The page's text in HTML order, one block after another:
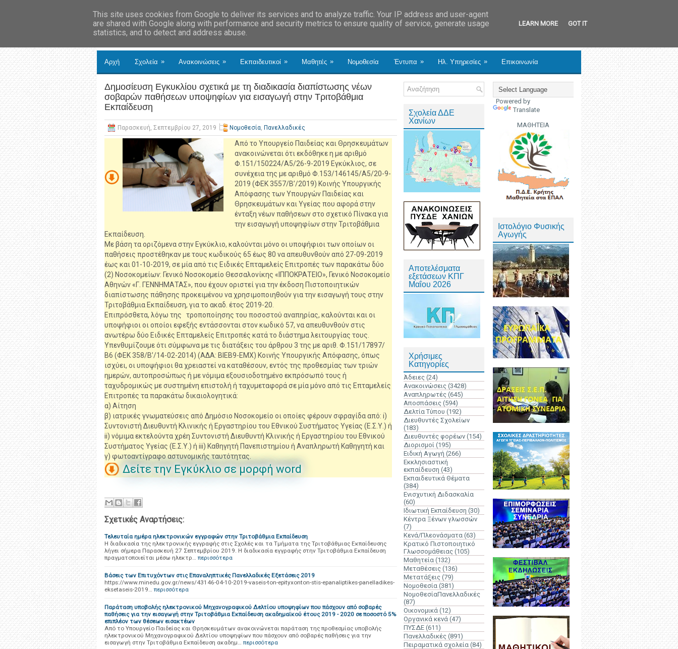
Αρχή Σχολεία » Ανακοινώσεις » Εκπαιδευτικοί » Μαθητές » Νομοθεσία Έντυπα » Ηλ. Υπηρεσίες » Επικοινωνία
Δημοσίευση Εγκυκλίου σχετικά με τη διαδικασία διαπίστωσης νέων
σοβαρών παθήσεων υποψηφίων για εισαγωγή στην Τριτοβάθμια
Εκπαίδευση
Παρασκευή, Σεπτεμβρίου 27, 2019 Νομοθεσία, Πανελλαδικές
Από το Υπουργείο Παιδείας και Θρησκευμάτων
ανακοινώνεται ότι εκδόθηκε η με αριθμό
Φ.151/150224/Α5/26-9-2019 Εγκύκλιος, σε
συνέχεια της με αριθμό Φ.153/146145/Α5/20-9-
2019 (ΦΕΚ 3557/Β’/2019) Κοινής Υπουργικής
Απόφασης των Υπουργών Παιδείας και
Θρησκευμάτων και Υγείας που αφορά στην
ένταξη νέων παθήσεων στο σχετικό Πίνακα για
την εισαγωγή υποψηφίων στην Τριτοβάθμια
Εκπαίδευση.
Με βάση τα οριζόμενα στην Εγκύκλιο, καλούνται μόνο οι υποψήφιοι των οποίων οι
παθήσεις προστέθηκαν με τους κωδικούς 65 έως 80 να απευθυνθούν από 27-09-2019
έως και 01-10-2019, σε μία από τις Ειδικές Επταμελείς Επιτροπές των παρακάτω δύο
(2) Νοσοκομείων: Γενικό Νοσοκομείο Θεσσαλονίκης «ΙΠΠΟΚΡΑΤΕΙΟ», Γενικό Νοσοκομείο
Αθηνών «Γ. ΓΕΝΝΗΜΑΤΑΣ», που έχουν οριστεί για την έκδοση Πιστοποιητικών
διαπίστωσης πάθησης προκειμένου να χρησιμοποιηθούν για την εισαγωγή τους στην
Τριτοβάθμια Εκπαίδευση, για το ακαδ. έτος 2019-20.
Επιπρόσθετα, λόγω της τροποποίησης του ποσοστού αναπηρίας, καλούνται και οι
υποψήφιοι οι οποίοι εφεξής εντάσσονται στον κωδικό 57, να απευθυνθούν στις
ανωτέρω δύο Ειδικές Επταμελείς Επιτροπές κατά το διάστημα λειτουργίας τους.
Υπενθυμίζουμε ότι σύμφωνα με τις διατάξεις του άρθρου 3 της με αριθ. Φ.151/17897/
Β6 (ΦΕΚ 358/Β’/14-02-2014) (ΑΔΑ: ΒΙΕΒ9-ΕΜΧ) Κοινής Υπουργικής Απόφασης, όπως
ισχύει, οι υποψήφιοι θα χρειαστεί να καταθέσουν, εντός της προθεσμίας των τριών
ημερών, αυτοπροσώπως ή με νόμιμα εξουσιοδοτημένο εκπρόσωπό τους ή
ταχυδρομικώς με συστημένη επιστολή ή ταχυμεταφορά σε μία μόνο από τις Επταμελείς
Επιτροπές τα παρακάτω δικαιολογητικά:
α) Αίτηση
β) ιατρικές γνωματεύσεις από Δημόσιο Νοσοκομείο οι οποίες φέρουν σφραγίδα από: i)
Συντονιστή Διευθυντή Κλινικής ή Εργαστηρίου του Εθνικού Συστήματος Υγείας (Ε.Σ.Υ.) ή
ii) νόμιμα εκτελούντα χρέη Συντονιστή Διευθυντή Κλινικής ή Εργαστηρίου του Εθνικού
Συστήματος Υγείας (Ε.Σ.Υ.) ή iii) Καθηγητή Πανεπιστημίου ή Αναπληρωτή Καθηγητή και
γ) φωτοαντίγραφο αστυνομικής ταυτότητας.
Δείτε την Εγκύκλιο σε μορφή word
Σχετικές Αναρτήσεις:
Τελευταία ημέρα ηλεκτρονικών εγγραφών στην Τριτοβάθμια Εκπαίδευση
Η διαδικασία της ηλεκτρονικής εγγραφής στις Σχολές και τα Τμήματα της Τριτοβάθμιας Εκπαίδευσης
λήγει σήμερα Παρασκευή 27 Σεπτεμβρίου 2019. Η διαδικασία εγγραφής στην Τριτοβάθμια Εκπαίδευση
πραγματοποιείται μέσω ηλεκτρ… περισσότερα
Βάσεις των Επιτυχόντων στις Επαναληπτικές Πανελλαδικές Εξετάσεις 2019
https://www.minedu.gov.gr/news/43146-04-10-2019-vaseis-ton-epityxonton-stis-epanaliptikes-panelladikes-
eksetaseis-2019… περισσότερα
Παράταση υποβολής ηλεκτρονικού Μηχανογραφικού Δελτίου υποψηφίων που πάσχουν από σοβαρές
παθήσεις για την εισαγωγή στην Τριτοβάθμια Εκπαίδευση ακαδημαϊκού έτους 2019 - 2020 σε ποσοστό 5%
επιπλέον των θέσεων εισακτέων
Από το Υπουργείο Παιδείας και Θρησκευμάτων ανακοινώνεται παράταση της προθεσμίας υποβολής
ηλεκτρονικού Μηχανογραφικού Δελτίου υποψηφίων που πάσχουν από σοβαρές παθήσεις για την
εισαγωγή στην Τριτοβάθμια Εκπαίδευση ακαδημ… περισσότερα
Σχολεία ΔΔΕ
Χανίων
Αποτελέσματα
εξετάσεων ΚΠΓ
Μαΐου 2026
Χρήσιμες
Κατηγορίες
Άδειες (24)
Ανακοινώσεις (3428)
Αναπληρωτές (645)
Αποσπάσεις (594)
Δελτία Τύπου (192)
Διευθυντές Σχολείων
(183)
Διευθυντές φορέων (154)
Διορισμοί (195)
Ειδική Αγωγή (266)
Εκκλησιαστική
εκπαίδευση (43)
Εκπαιδευτικά Θέματα
(384)
Ενισχυτική Διδασκαλία
(60)
Ιδιωτική Εκπαίδευση (30)
Κέντρα Ξένων γλωσσών
(7)
Κενά/Πλεονάσματα (63)
Κρατικό Πιστοποιητικό
Γλωσσομάθειας (105)
Μαθητεία (132)
Μεταθέσεις (136)
Μετατάξεις (79)
Νομοθεσία (381)
ΝομοθεσίαΠανελλαδικές
(87)
Οικονομικά (12)
Οργανικά κενά (47)
ΠΥΣΔΕ (611)
Πανελλαδικές (891)
Πειραματικά σχολεία (84)
Powered by
Translate
ΜΑΘΗΤΕΙΑ
Ιστολόγιο Φυσικής
Αγωγής
This site uses cookies from Google to deliver its services and to analyze traffic. Your IP address and user-agent
are shared with Google along with performance and security metrics to ensure quality of service, generate usage
statistics, and to detect and address abuse.
LEARN MORE GOT IT